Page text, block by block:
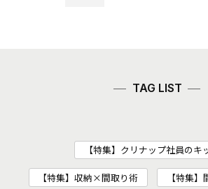
TAG LIST
【特集】クリナップ社員のキ
【特集】収納×間取り術 【特集